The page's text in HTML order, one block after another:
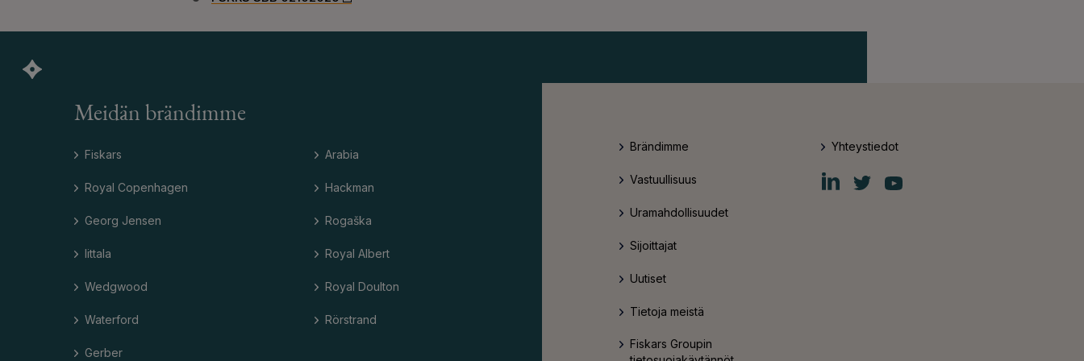
Meidän brändimme
Fiskars
Royal Copenhagen
Georg Jensen
Iittala
Wedgwood
Waterford
Gerber
Arabia
Hackman
Rogaška
Royal Albert
Royal Doulton
Rörstrand
Brändimme
Vastuullisuus
Uramahdollisuudet
Sijoittajat
Uutiset
Tietoja meistä
Fiskars Groupin
Yhteystiedot
Fiskars
Group
Fiskars
Group
Fiskars
Group